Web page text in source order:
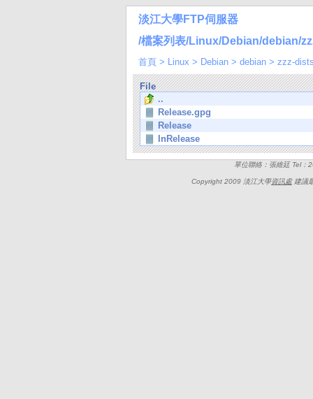
淡江大學FTP伺服器
/檔案列表/Linux/Debian/debian/
首頁 > Linux > Debian > debian > zzz-
File
..
Release.gpg
Release
InRelease
單位聯絡：張維廷 Tel
Copyright 2009 淡江大學資訊處建議